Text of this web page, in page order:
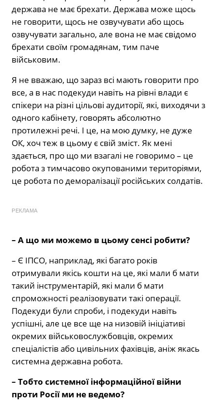
держава не має брехати. Держава може щось
не говорити, щось не озвучувати або щось
озвучувати загально, але вона не має свідомо
брехати своїм громадянам, тим паче
військовим.
Я не вважаю, що зараз всі мають говорити про
все, а в нас подекуди навіть на рівні влади є
спікери на різні цільові аудиторії, які, виходячи з
одного кабінету, говорять абсолютно
протилежні речі. І це, на мою думку, не дуже
ОК, хоч теж в цьому є свій зміст. Як мені
здається, про що ми взагалі не говоримо – це
робота з тимчасово окупованими територіями,
це робота по деморалізації російських солдатів.
РЕКЛАМА
– А що ми можемо в цьому сенсі робити?
– Є ІПСО, наприклад, які багато років
отримували якісь кошти на це, які мали б мати
такий інструментарій, які мали б мати
спроможності реалізовувати такі операції.
Подекуди були спроби, і подекуди навіть
успішні, але це все ще на низовій ініціативі
окремих військовослужбовців, окремих
спеціалістів або цивільних фахівців, аніж якась
системна державна робота.
– Тобто системної інформаційної війни
проти Росії ми не ведемо?